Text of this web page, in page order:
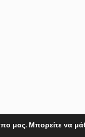
μας. Μπορείτε να